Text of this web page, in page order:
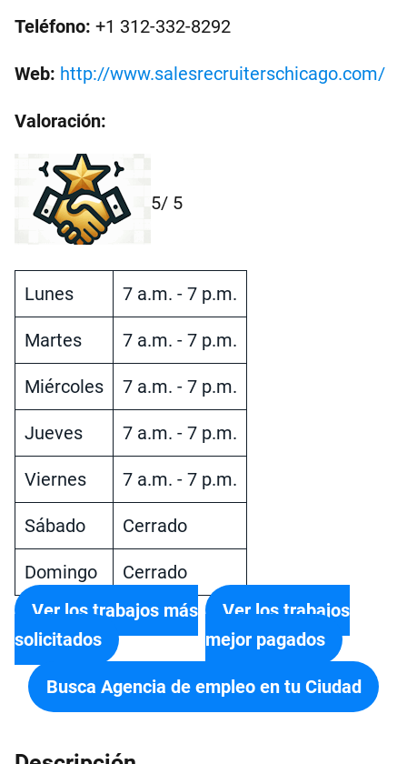
Teléfono: +1 312-332-8292
Web: http://www.salesrecruiterschicago.com/
Valoración:
5/ 5
Lunes 7 a.m. - 7 p.m.
Martes 7 a.m. - 7 p.m.
Miércoles 7 a.m. - 7 p.m.
Jueves 7 a.m. - 7 p.m.
Viernes 7 a.m. - 7 p.m.
Sábado Cerrado
Domingo
Cerrado
Ver los trabajos más
solicitados
Ver los trabajos
mejor pagados
Busca Agencia de empleo en tu Ciudad